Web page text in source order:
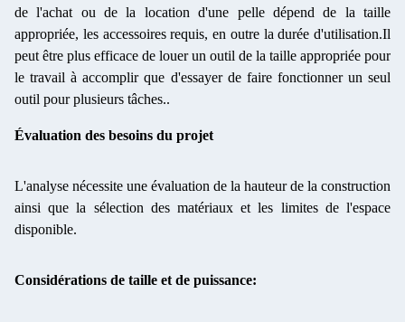
de l'achat ou de la location d'une pelle dépend de la taille
appropriée, les accessoires requis, en outre la durée d'utilisation.Il
peut être plus efficace de louer un outil de la taille appropriée pour
le travail à accomplir que d'essayer de faire fonctionner un seul
outil pour plusieurs tâches..
Évaluation des besoins du projet
L'analyse nécessite une évaluation de la hauteur de la construction
ainsi que la sélection des matériaux et les limites de l'espace
disponible.
Considérations de taille et de puissance: